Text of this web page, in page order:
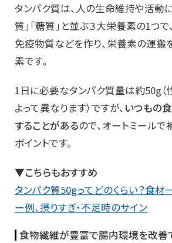
タンパク質は、人の生命維持や活動
質」「糖質」と並ぶ３大栄養素の1つで
免疫物質などを作り、栄養素の運搬
素です。
1日に必要なタンパク質量は約50g
よって異なります）ですが、 いつもの
することがあるので、オートミール
ポイントです。
▼こちらもおすすめ
タンパク質50gってどのくらい？食材
ー例、摂りすぎ・不足時のサイン
食物繊維が豊富で腸内環境を改善